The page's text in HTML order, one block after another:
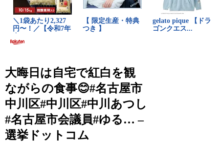
大晦日は自宅で紅白を観
ながらの食事😊#名古屋市
中川区#中川区#中川あつし
#名古屋市会議員#ゆる… –
選挙ドットコム